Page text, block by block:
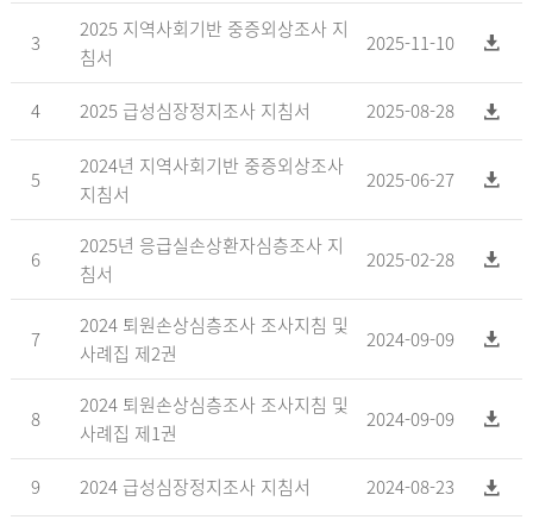
3
2025 지역사회기반 중증외상조사 지
침서
2025-11-10
4 2025 급성심장정지조사 지침서 2025-08-28
5
2024년 지역사회기반 중증외상조사
지침서
2025-06-27
6
2025년 응급실손상환자심층조사 지
침서
2025-02-28
7
2024 퇴원손상심층조사 조사지침 및
사례집 제2권
2024-09-09
8
2024 퇴원손상심층조사 조사지침 및
사례집 제1권
2024-09-09
9 2024 급성심장정지조사 지침서 2024-08-23